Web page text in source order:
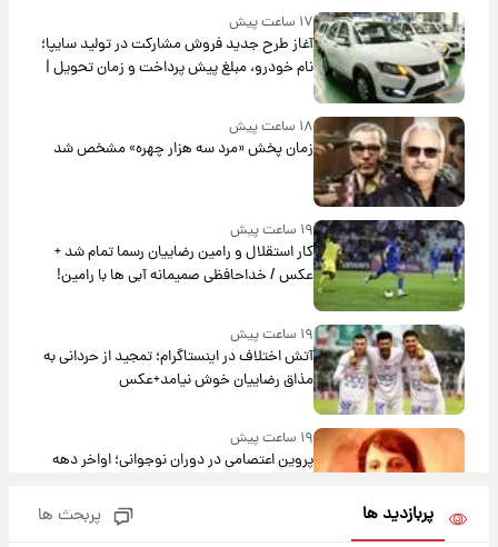
۱۷ ساعت پیش
آغاز طرح جدید فروش مشارکت در تولید سایپا؛
نام خودرو، مبلغ پیش پرداخت و زمان تحویل |
سود مشارکت چند درصد است؟
۱۸ ساعت پیش
زمان پخش «مرد سه هزار چهره» مشخص شد
۱۹ ساعت پیش
کار استقلال و رامین رضاییان رسما تمام شد +
عکس / خداحافظی صمیمانه آبی ها با رامین!
۱۹ ساعت پیش
آتش اختلاف در اینستاگرام؛ تمجید از حردانی به
مذاق رضاییان خوش نیامد+عکس
۱۹ ساعت پیش
پروین اعتصامی در دوران نوجوانی؛ اواخر دهه
پربازدید ها پربحث ها